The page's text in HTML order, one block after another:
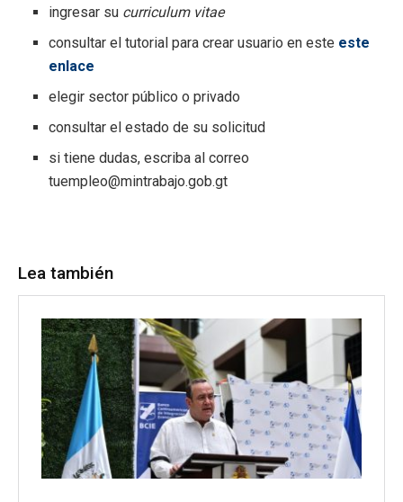
ingresar su curriculum vitae
consultar el tutorial para crear usuario en este este
enlace
elegir sector público o privado
consultar el estado de su solicitud
si tiene dudas, escriba al correo
tuempleo@mintrabajo.gob.gt
Lea también